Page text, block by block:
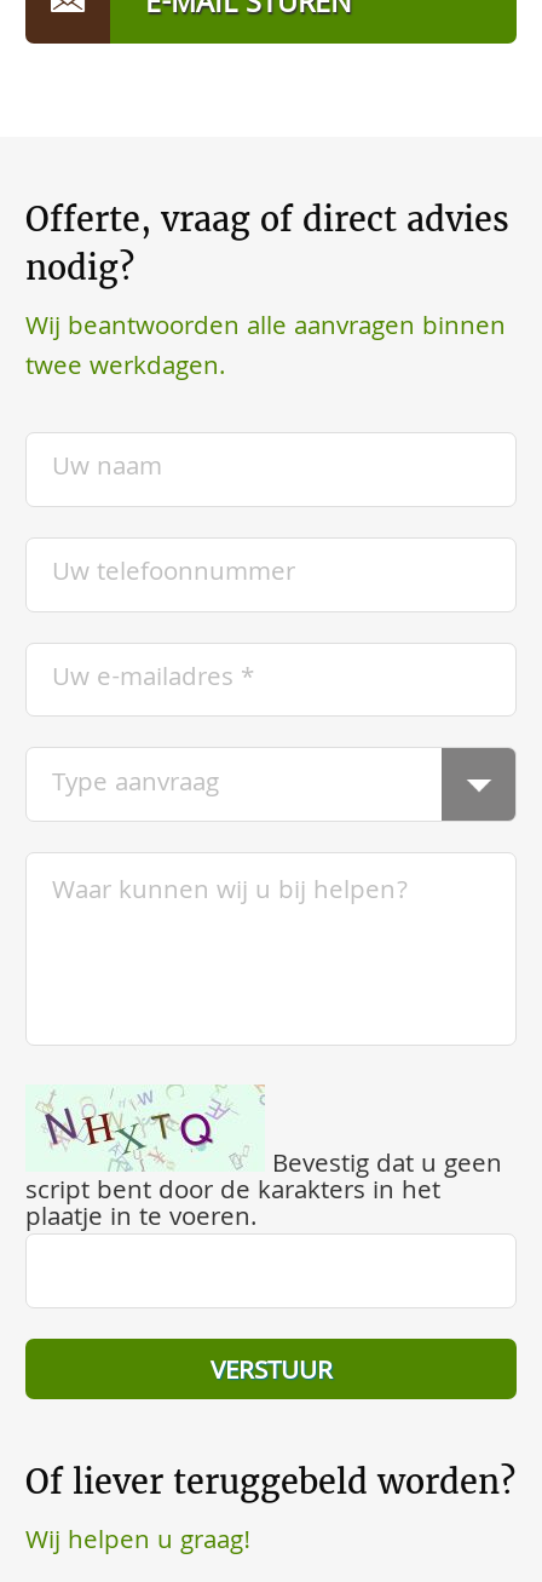
Offerte, vraag of direct advies
nodig?
Wij beantwoorden alle aanvragen binnen
twee werkdagen.
Bevestig dat u geen
script bent door de karakters in het
plaatje in te voeren.
Of liever teruggebeld worden?
Wij helpen u graag!